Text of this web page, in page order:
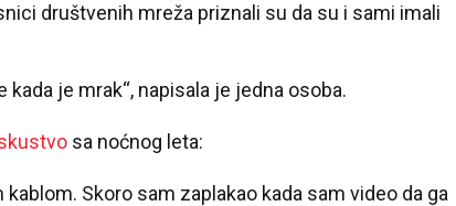
društvenih mreža priznali su da su i sami imali
je mrak“, napisala je jedna osoba.
sa noćnog leta:
Skoro sam zaplakao kada sam video da ga
Loznica
22 °C
Beograd